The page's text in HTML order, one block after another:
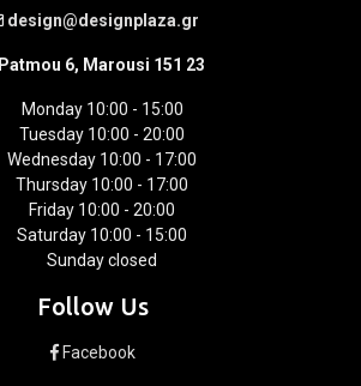
design@designplaza.gr
Patmou 6, Marousi 151 23
Monday 10:00 - 15:00
Tuesday 10:00 - 20:00
Wednesday 10:00 - 17:00
Thursday 10:00 - 17:00
Friday 10:00 - 20:00
Saturday 10:00 - 15:00
Sunday closed
Follow Us
Facebook